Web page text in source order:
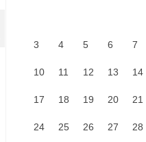
3 4 5 6 7
10 11 12 13 14
17 18 19 20 21
24 25 26 27 28